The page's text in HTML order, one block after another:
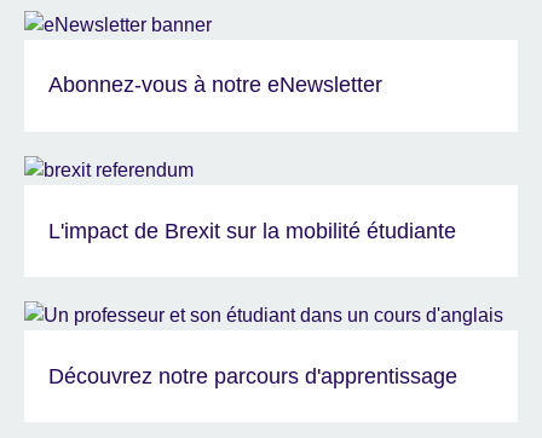
Abonnez-vous à notre eNewsletter
L'impact de Brexit sur la mobilité étudiante
Découvrez notre parcours d'apprentissage